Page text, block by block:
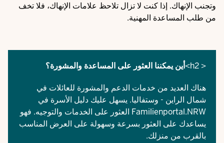
وتجنب الإنهاك. إذا كنت لا تزال تلاحظ علامات الإنهاك، فلا تخف
من طلب المساعدة المهنية.
< h2> أين يمكننا العثور على المساعدة والمشورة؟
هناك العديد من خدمات الدعم والمشورة للعائلات في
شمال الراين - وستفاليا. يسهل عليك دليل الأسرة في
Familienportal.NRW العثور على الخدمات والتوجيه. فهو
يساعدك على العثور بسرعة وسهولة على العرض المناسب
بالقرب من منزلك.